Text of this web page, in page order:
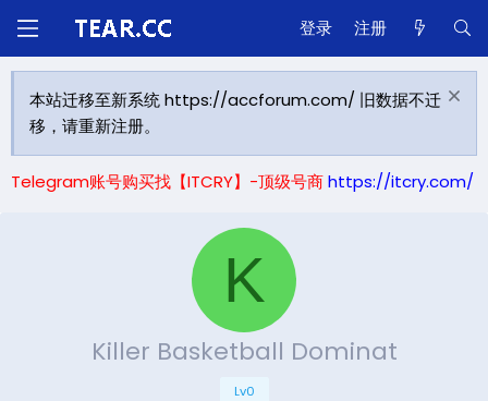
登录 注册
本站迁移至新系统 https://accforum.com/ 旧数据不迁
移，请重新注册。
Telegram账号购买找【ITCRY】-顶级号商https://itcry.com/
K
Killer Basketball Dominat
Lv0